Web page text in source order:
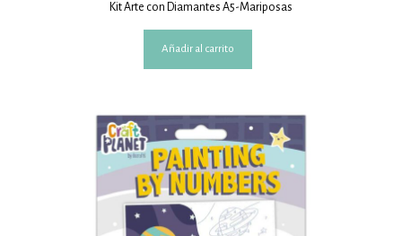
Kit Arte con Diamantes A5-Mariposas
Añadir al carrito